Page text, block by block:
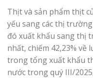
Thịt và sản phẩm thịt
yếu sang các thị
đó xuất khẩu sang thị
nhất, chiếm 42,23% về
trong tổng xuất khẩu
nước trong quý III/